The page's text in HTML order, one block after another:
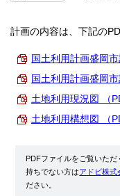
計画の内容は、下記の
国土利用計画盛岡
国土利用計画盛岡
土地利用現況図 （
土地利用構想図 （
PDFファイルをご覧いた
持ちでない方はアドビ株式
ださい。